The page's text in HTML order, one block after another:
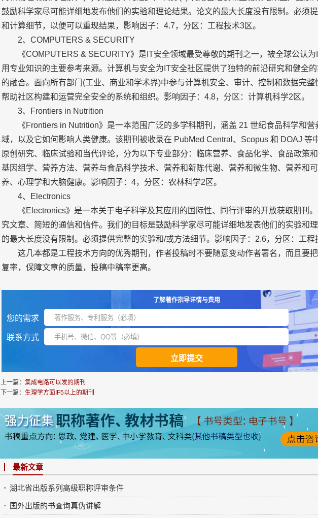
鼓励科学家尽可能详细地发布他们的实验和理论结果。论文的最大长度没有限制。必须
和计算细节，以便可以重现结果，影响因子：4.7，分区：工程技术3区。
2、COMPUTERS & SECURITY
《COMPUTERS & SECURITY》是IT安全领域最受尊敬的期刊之一，被全球公认为
用专业知识的主要参考来源。计算机与安全为IT安全社区提供了独特的前沿研究和健全
的融合。面向所有部门(工业、商业和学术界)中参与计算机安全、审计、控制和数据完整
帮助社区构建和运营完全安全的系统和组织。影响因子：4.8，分区：计算机科学2区。
3、Frontiers in Nutrition
《Frontiers in Nutrition》是一本范围广泛的多学科期刊，涵盖 21 世纪食品科学和营
域，以及它如何影响人类健康。该期刊被收录在 PubMed Central、Scopus 和 DOAJ 等
原创研究、临床试验和当代评论，分为以下专业部分：临床营养、食品化学、食品政策
基因组学、营养方法、营养与食品科学技术、营养和新陈代谢、营养和微生物、营养和
养、心理学和大脑健康。影响因子：4，分区：农林科学2区。
4、Electronics
《Electronics》是一本关于电子科学及其应用的国际性、同行评审的开放获取期刊
究文章、简短的通信和信件。我们的目标是鼓励科学家尽可能详细地发表他们的实验和
的最大长度没有限制。必须提供完整的实验和/或方法细节。影响因子：2.6，分区：工程
这几本都是工程技术方向的优秀期刊，作者投稿时不要随意变动作者署名，而且要
复率，保障文章的质量，投稿中稿率更高。
了解著作指导详情与费用
您的需求
联系方式
上一篇： 集成电路可以发的期刊
下一篇：
生理学方面IF5以上的期刊
最新文章
湖北省出版系列高级职称评审条件
国外出版的书查询真伪讲解